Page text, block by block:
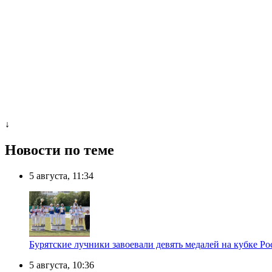
↓
Новости по теме
5 августа, 11:34
Бурятские лучники завоевали девять медалей на кубке
5 августа, 10:36